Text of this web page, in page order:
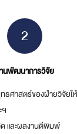
2
นพัฒนาการวิจัย
ธศาสตร์ของฝ่ายวิจัย
และผลงานตีพิมพ์